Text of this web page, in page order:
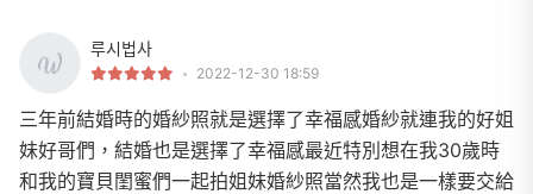
루시법사
2022-12-30 18:59
三年前結婚時的婚紗照就是選擇了幸福感婚紗就連我的好姐
妹好哥們，結婚也是選擇了幸福感最近特別想在我30歲時
和我的寶貝閨蜜們一起拍姐妹婚紗照當然我也是一樣要交給